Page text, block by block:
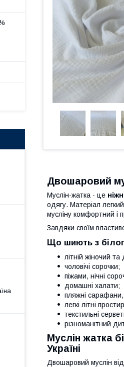
Двошаровий
Муслін-жатка - це
одягу. Матеріал
мусліну комфортний і
Завдяки своїм
Що шиють з
літній жіночий
чоловічі сорочки;
піжами, нічні
домашні халати;
пляжні
легкі літні
текстильні
різноманітний
Муслін жатка
Україні
Двошаровий муслін